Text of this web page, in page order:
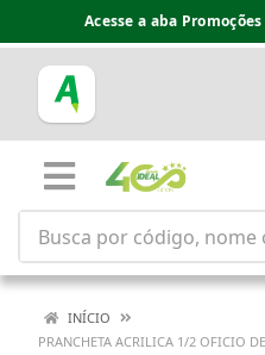
Acesse a aba
INÍCIO
PRANCHETA ACRILICA 1/2 OFICIO